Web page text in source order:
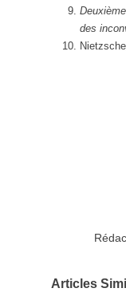
des
Nietzsche
Articles